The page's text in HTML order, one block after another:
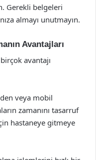
Gerekli belgeleri
almayı unutmayın.
Avantajları
avantajı
veya mobil
zamanını tasarruf
hastaneye gitmeye